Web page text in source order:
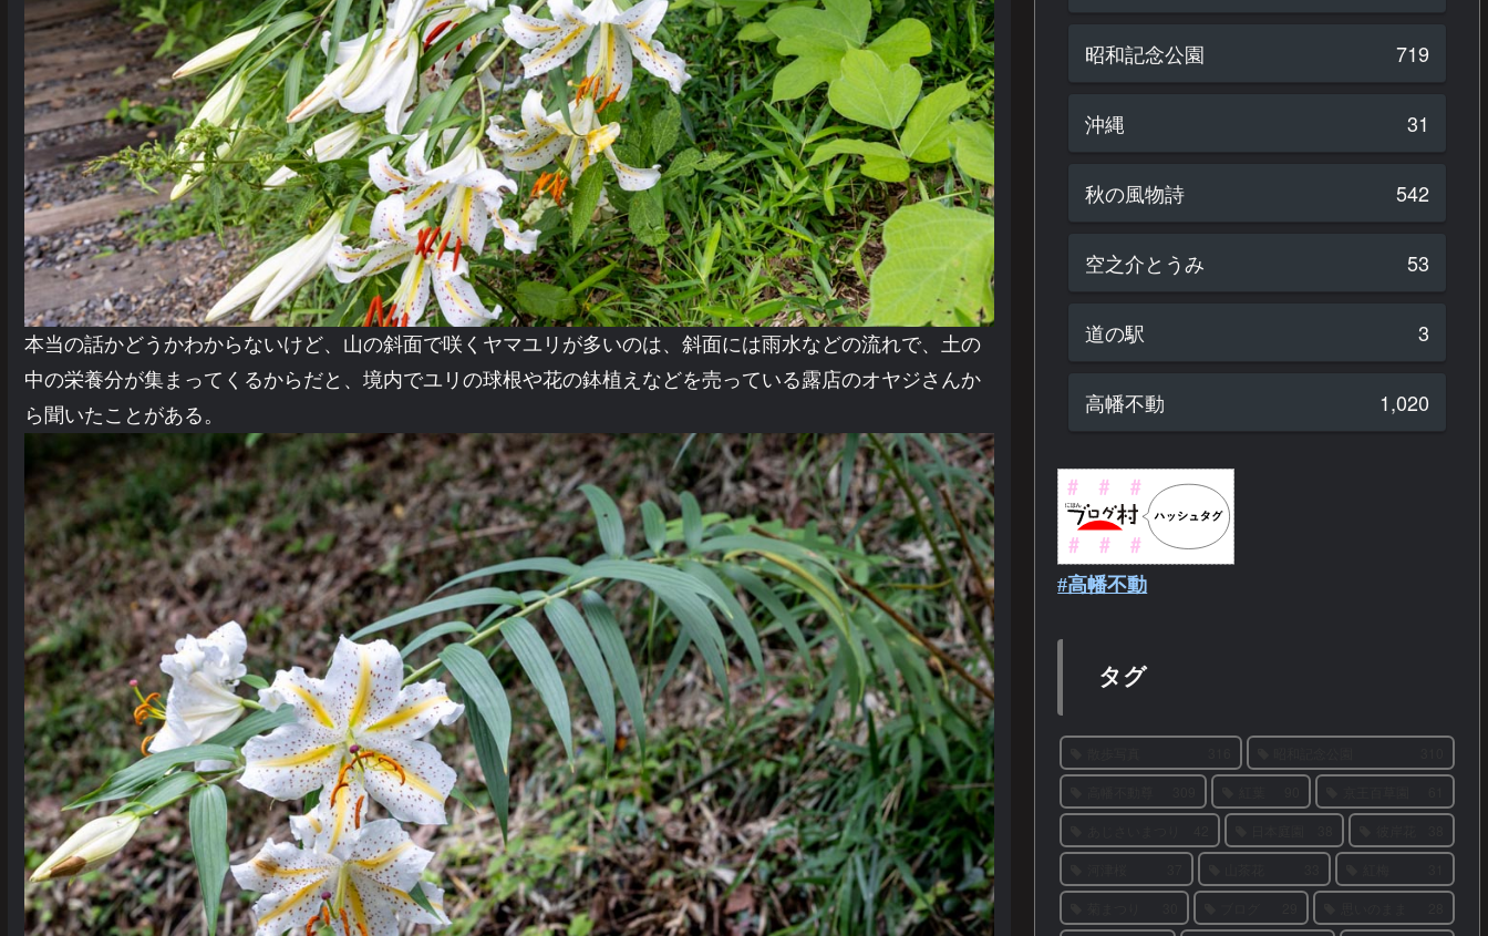
本当の話かどうかわからないけど、山の斜面で咲くヤマユリが多いのは、斜面には雨水などの流れで、土の
中の栄養分が集まってくるからだと、境内でユリの球根や花の鉢植えなどを売っている露店のオヤジさんか
ら聞いたことがある。
昭和記念公園 719
沖縄 31
秋の風物詩 542
空之介とうみ 53
道の駅 3
高幡不動 1,020
#高幡不動
タグ